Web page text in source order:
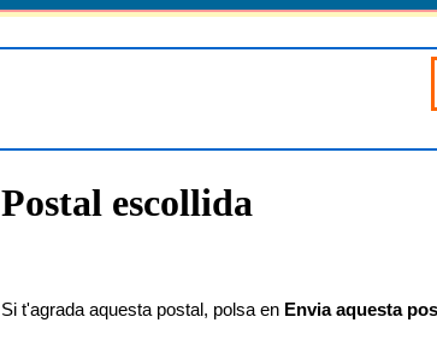
Postal escollida
Si t'agrada aquesta postal, polsa en Envia aquesta